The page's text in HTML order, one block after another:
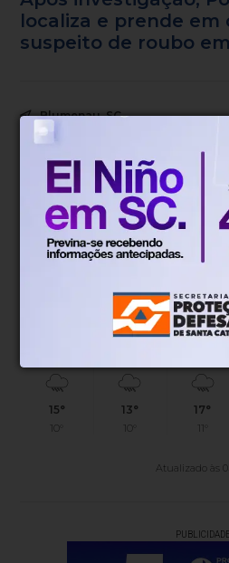
localiza e prende
suspeito de roubo
Blumenau, SC
14°
Mín.
Sensação
(5.1mm)
06h51
Nascer do
15°
10°
13°
10°
17°
11°
Atualizado às
PUBLICIDADE